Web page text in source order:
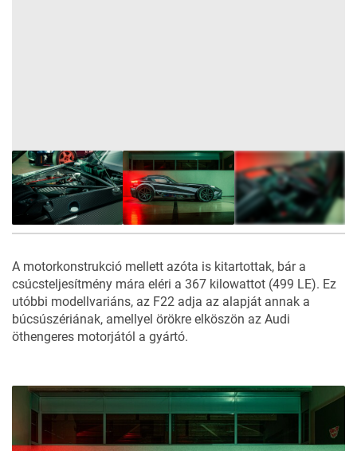
A motorkonstrukció mellett azóta is kitartottak, bár a
csúcsteljesítmény mára eléri a 367 kilowattot (499 LE). Ez
utóbbi modellvariáns, az F22 adja az alapját annak a
búcsúszériának, amellyel örökre elköszön az Audi
öthengeres motorjától a gyártó.